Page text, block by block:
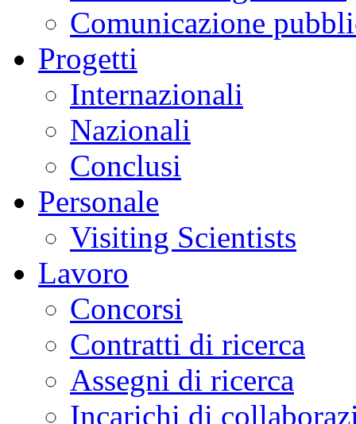
Comunicazione
Progetti
Internazionali
Nazionali
Conclusi
Personale
Visiting Scientists
Lavoro
Concorsi
Contratti di ricerca
Assegni di ricerca
Incarichi di